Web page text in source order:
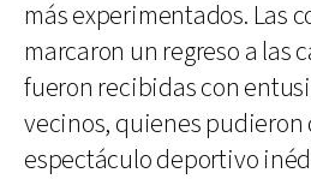
más experimentados. Las
marcaron un regreso a las
fueron recibidas con
vecinos, quienes pudieron
espectáculo deportivo